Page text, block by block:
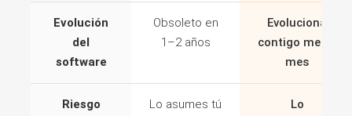
Evolución
del
software
Obsoleto en
1–2 años
Evoluciona
contigo mes a
mes
Riesgo Lo asumes tú
Lo